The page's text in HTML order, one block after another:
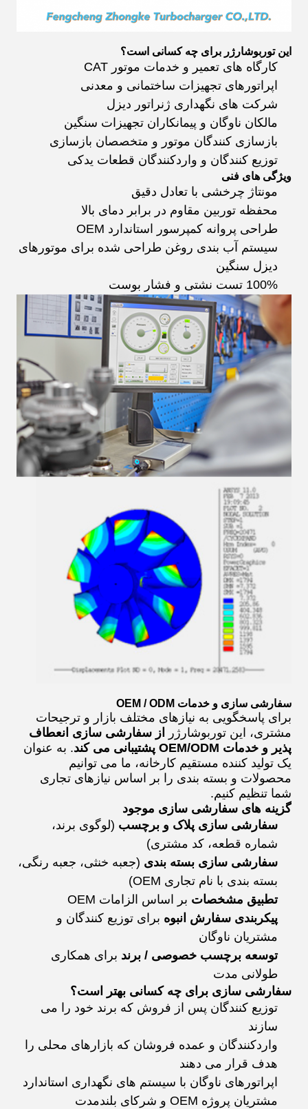
این توربوشارژر برای چه کسانی است؟
کارگاه های تعمیر و خدمات موتور CAT
اپراتورهای تجهیزات ساختمانی و معدنی
شرکت های نگهداری ژنراتور دیزل
مالکان ناوگان و پیمانکاران تجهیزات سنگین
بازسازی کنندگان موتور و متخصصان بازسازی
توزیع کنندگان و واردکنندگان قطعات یدکی
ویژگی های فنی
مونتاژ چرخشی با تعادل دقیق
محفظه توربین مقاوم در برابر دمای بالا
طراحی پروانه کمپرسور استاندارد OEM
سیستم آب بندی روغن طراحی شده برای موتورهای
دیزل سنگین
100% تست نشتی و فشار بوست
سفارشی سازی و خدمات OEM / ODM
برای پاسخگویی به نیازهای مختلف بازار و ترجیحات
مشتری، این توربوشارژر
از سفارشی سازی انعطاف
پذیر و خدمات OEM/ODM پشتیبانی می کند
. به عنوان
یک تولید کننده مستقیم کارخانه، ما می توانیم
محصولات و بسته بندی را بر اساس نیازهای تجاری
شما تنظیم کنیم.
گزینه های سفارشی سازی موجود
سفارشی سازی پلاک و برچسب (لوگوی برند،
شماره قطعه، کد مشتری)
سفارشی سازی بسته بندی (جعبه خنثی، جعبه رنگی،
بسته بندی با نام تجاری OEM)
تطبیق مشخصات بر اساس الزامات OEM
پیکربندی سفارش انبوه برای توزیع کنندگان و
مشتریان ناوگان
توسعه برچسب خصوصی / برند برای همکاری
طولانی مدت
سفارشی سازی برای چه کسانی بهتر است؟
توزیع کنندگان پس از فروش که برند خود را می
سازند
واردکنندگان و عمده فروشان که بازارهای محلی را
هدف قرار می دهند
اپراتورهای ناوگان با سیستم های نگهداری استاندارد
مشتریان پروژه OEM و شرکای بلندمدت